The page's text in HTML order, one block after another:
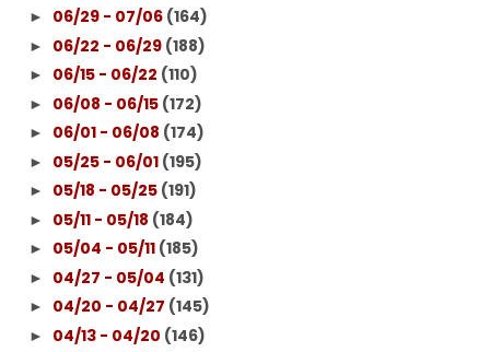
► 06/29 - 07/06 (164)
► 06/22 - 06/29 (188)
► 06/15 - 06/22 (110)
► 06/08 - 06/15 (172)
► 06/01 - 06/08 (174)
► 05/25 - 06/01 (195)
► 05/18 - 05/25 (191)
► 05/11 - 05/18 (184)
► 05/04 - 05/11 (185)
► 04/27 - 05/04 (131)
► 04/20 - 04/27 (145)
► 04/13 - 04/20 (146)